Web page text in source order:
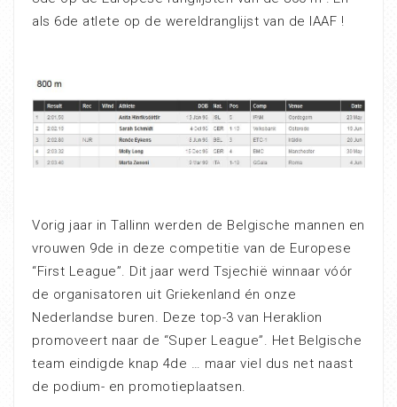
als 6de atlete op de wereldranglijst van de IAAF !
Vorig jaar in Tallinn werden de Belgische mannen en
vrouwen 9de in deze competitie van de Europese
“First League”. Dit jaar werd Tsjechië winnaar vóór
de organisatoren uit Griekenland én onze
Nederlandse buren. Deze top-3 van Heraklion
promoveert naar de “Super League”. Het Belgische
team eindigde knap 4de … maar viel dus net naast
de podium- en promotieplaatsen.